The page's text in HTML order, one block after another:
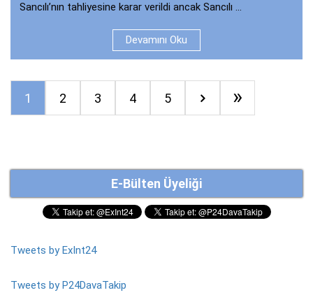
Sancılı’nın tahliyesine karar verildi ancak Sancılı ...
Devamını Oku
1 2 3 4 5 »
E-Bülten Üyeliği
Tweets by ExInt24
Tweets by P24DavaTakip